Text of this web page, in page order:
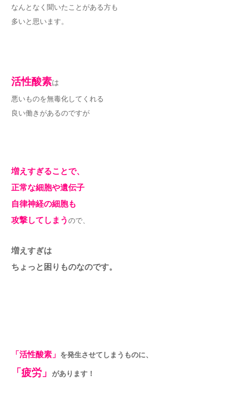
なんとなく聞いたことがある方も
多いと思います。
活性酸素は
悪いものを無毒化してくれる
良い働きがあるのですが
増えすぎることで、
正常な細胞や遺伝子
自律神経の細胞も
攻撃してしまうので、
増えすぎは
ちょっと困りものなのです。
「活性酸素」 を発生させてしまうものに、
「疲労」 があります！